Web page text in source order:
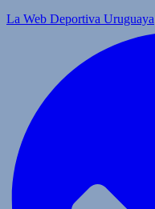
La Web Deportiva Uruguaya